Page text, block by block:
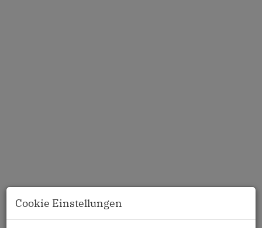
Cookie Einstellungen